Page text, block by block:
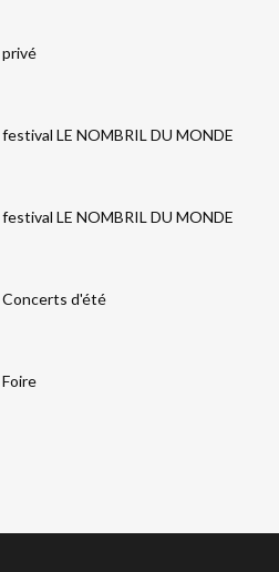
privé
LE NOMBRIL DU MONDE
LE NOMBRIL DU MONDE
Concerts d'été